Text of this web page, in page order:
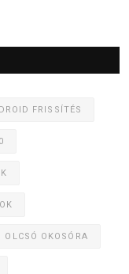
FRISSÍTÉS
OLCSÓ OKOSÓRA